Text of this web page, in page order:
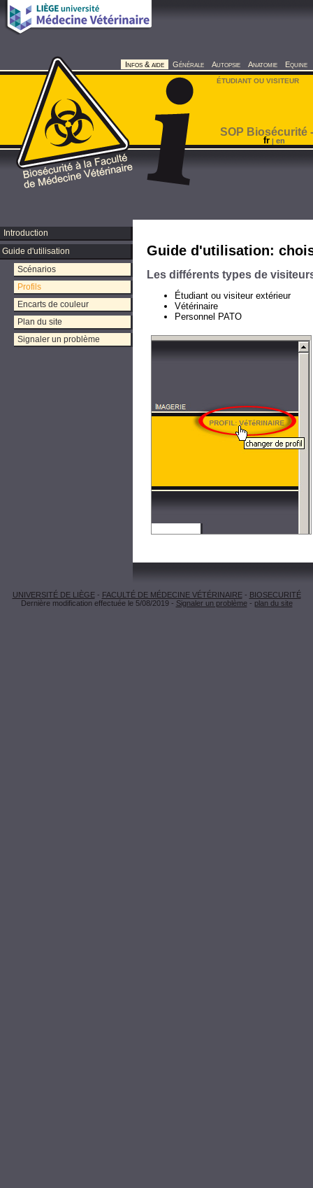
Infos & aide Générale Autopsie Anatomie Equine
ÉTUDIANT OU VISITEUR
fr | en
SOP Biosécurité
Introduction
Guide d'utilisation
Scénarios
Profils
Encarts de couleur
Plan du site
Signaler un problème
Guide d'utilisation:
Les différents types de
Étudiant ou visiteur extérieur
Vétérinaire
Personnel PATO
UNIVERSITÉ DE LIÈGE- FACULTÉ DE MÉDECINE VÉTÉRINAIRE- BIOSECURITÉ
Dernière modification effectuée le 5/08/2019 - Signaler un problème- plan du site